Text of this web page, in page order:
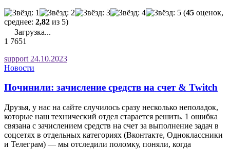
(45 оценок,
среднее: 2,82 из 5)
Загрузка...
1 7651
support 24.10.2023
Новости
Починили: зачисление средств на счет & Twitch
Друзья, у нас на сайте случилось сразу несколько неполадок,
которые наш технический отдел старается решить. 1 ошибка
связана с зачислением средств на счет за выполнение задач в
соцсетях в отдельных категориях (Вконтакте, Одноклассники
и Телеграм) — мы отследили поломку, поняли, когда